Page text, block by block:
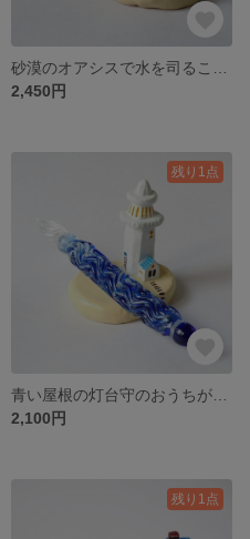
2,450円
残り1点
2,100円
残り1点